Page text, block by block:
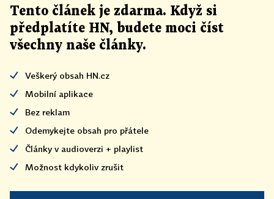
Tento článek je zdarma. Když si
předplatíte HN, budete moci číst
všechny naše články.
Veškerý obsah HN.cz
Mobilní aplikace
Bez reklam
Odemykejte obsah pro přátele
Články v audioverzi + playlist
Možnost kdykoliv zrušit